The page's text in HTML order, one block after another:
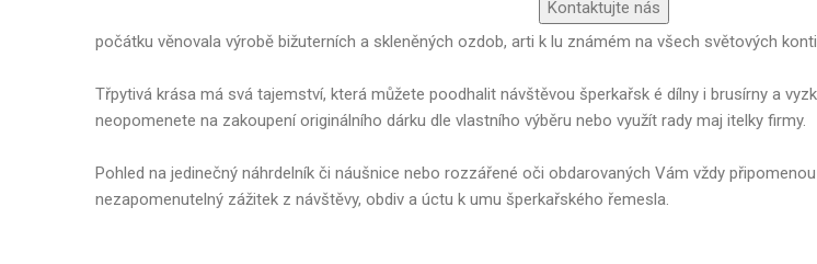
Kontaktujte nás
počátku věnovala výrobě bižuterních a skleněných ozdob, arti k lu známém na všech světových
Třpytivá krása má svá tajemství, která můžete poodhalit návštěvou šperkařsk é dílny i brusírny a
neopomenete na zakoupení originálního dárku dle vlastního výběru nebo využít rady maj itelky firmy.
Pohled na jedinečný náhrdelník či náušnice nebo rozzářené oči obdarovaných Vám vždy připomenou
nezapomenutelný zážitek z návštěvy, obdiv a úctu k umu šperkařského řemesla.